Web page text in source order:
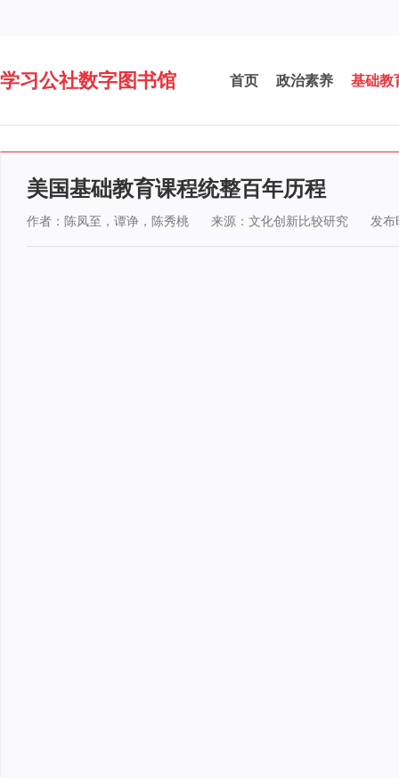
学习公社数字图书馆 首页 政治素养 基础教
美国基础教育课程统整百年历程
作者：陈凤至，谭诤，陈秀桃 来源：文化创新比较研究 发布